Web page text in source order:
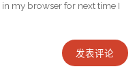
my browser for next time I